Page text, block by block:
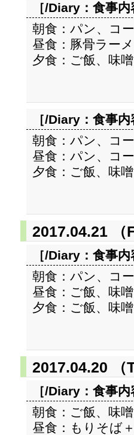
［/Diary： 食事内
朝食：パン、コ
昼食：豚骨ラー
夕食：ご飯、味
［/Diary： 食事内
朝食：パン、コ
昼食：パン、コ
夕食：ご飯、味
2017.04.21 （
［/Diary： 食事内
朝食：パン、コ
昼食：ご飯、味
夕食：ご飯、味
2017.04.20 （
［/Diary： 食事内
朝食：ご飯、味
昼食：もりそば